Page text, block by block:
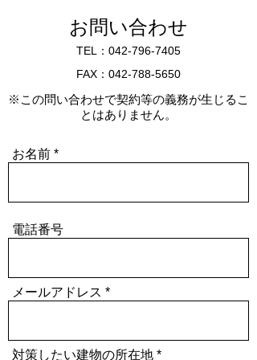
お問い合わせ
TEL：042-796-7405
FAX：042-788-5650
​※この問い合わせで契約等の義務が生じるこ
とはありません。
お名前
電話番号
メールアドレス
対策したい建物の所在地